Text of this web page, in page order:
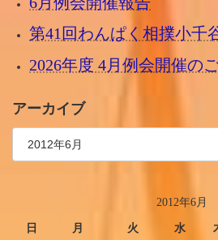
第41回わんぱく相撲小千
2026年度 4月例会開催の
アーカイブ
2012年6月
日 月 火 水